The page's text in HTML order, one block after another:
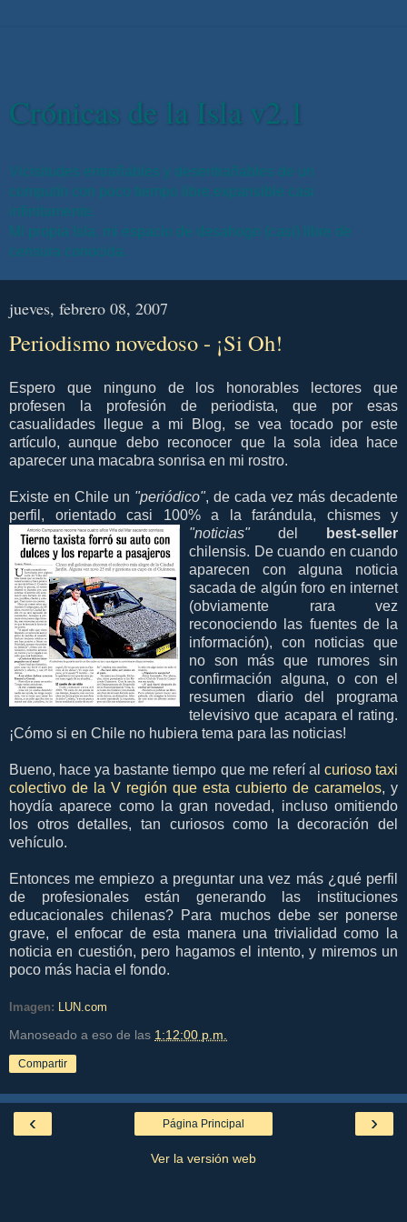
Crónicas de la Isla v2.1
Vicisitudes entrañables y desentrañables de un
computín con poco tiempo libre,expansible casi
infinitamente.
Mi propia Isla, mi espacio de desahogo (casi) libre de
censura conocida.
jueves, febrero 08, 2007
Periodismo novedoso - ¡Si Oh!
Espero que ninguno de los honorables lectores que
profesen la profesión de periodista, que por esas
casualidades llegue a mi Blog, se vea tocado por este
artículo, aunque debo reconocer que la sola idea hace
aparecer una macabra sonrisa en mi rostro.
Existe en Chile un "periódico", de cada vez más decadente
perfil, orientado casi 100% a la farándula, chismes y
"noticias"del
best-seller
chilensis. De cuando en cuando
aparecen con alguna noticia
sacada de algún foro en internet
(obviamente rara vez
reconociendo las fuentes de la
información), con noticias que
no son más que rumores sin
confirmación alguna, o con el
resumen diario del programa
televisivo que acapara el rating.
¡Cómo si en Chile no hubiera tema para las noticias!
Bueno, hace ya bastante tiempo que me referí al curioso taxi
colectivo de la V región que esta cubierto de caramelos, y
hoydía aparece como la gran novedad, incluso omitiendo
los otros detalles, tan curiosos como la decoración del
vehículo.
Entonces me empiezo a preguntar una vez más ¿qué perfil
de profesionales están generando las instituciones
educacionales chilenas? Para muchos debe ser ponerse
grave, el enfocar de esta manera una trivialidad como la
noticia en cuestión, pero hagamos el intento, y miremos un
poco más hacia el fondo.
Imagen: LUN.com
Manoseado a eso de las 1:12:00 p.m.
Compartir
‹ ›
Página Principal
Ver la versión web